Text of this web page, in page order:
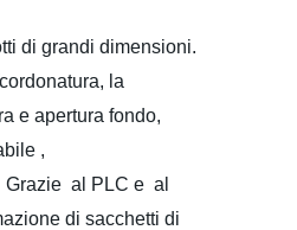
di grandi dimensioni.
la
e apertura fondo,
,
Grazie al PLC e al
di sacchetti di